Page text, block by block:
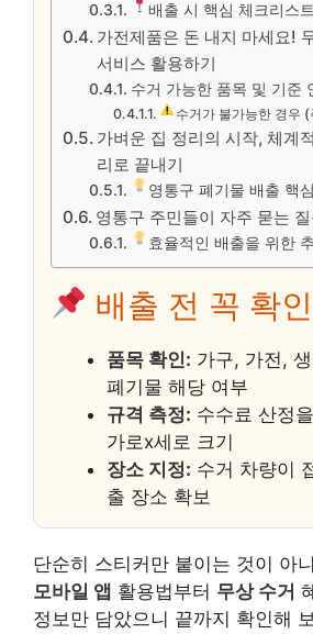
배출 시 핵심 체크리스트
가전제품은 돈 내지 마세요!
서비스 활용하기
수거 가능한 품목 및 기준
수거가 불가능한 경우
가벼운 집 정리의 시작, 체계
리로 끝내기
영통구 폐기물 배출 핵
영통구 주민들이 자주 묻는
효율적인 배출을 위한
배출 전 꼭 확
품목 확인: 가구, 가전,
폐기물 해당 여부
규격 측정: 수수료 산정
가로x세로 크기
장소 지정: 수거 차량이
출 장소 확보
단순히 스티커만 붙이는 것이 아
모바일 앱 활용법부터 무상 수거
정보만 담았으니 끝까지 확인해